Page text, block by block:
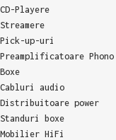
CD-Playere
Streamere
Pick-up-uri
Preamplificatoare Phono
Boxe
Cabluri audio
Distribuitoare power
Standuri boxe
Mobilier HiFi